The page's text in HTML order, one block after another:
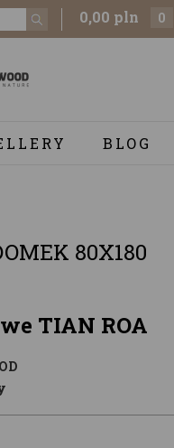
0,00 pln 0
BLOG
80X180
TIAN ROA